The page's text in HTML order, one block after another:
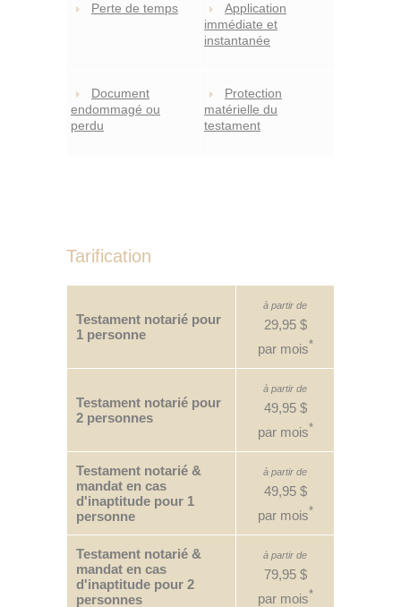
Perte de temps
Application
immédiate et
instantanée
Document
endommagé ou
perdu
Protection
matérielle du
testament
Tarification
Testament notarié pour
1 personne
à partir de
29,95 $
par mois*
Testament notarié pour
2 personnes
à partir de
49,95 $
par mois*
Testament notarié &
mandat en cas
d'inaptitude pour 1
personne
à partir de
49,95 $
par mois*
Testament notarié &
mandat en cas
d'inaptitude pour 2
personnes
à partir de
79,95 $
par mois*